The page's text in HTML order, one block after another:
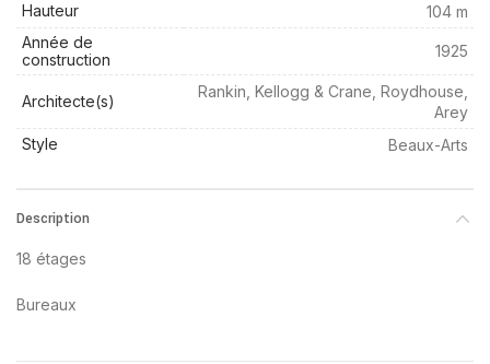
Hauteur
104 m
Année de
construction
1925
Architecte(s)
Rankin, Kellogg & Crane, Roydhouse,
Arey
Style
Beaux-Arts
Description
18 étages
Bureaux